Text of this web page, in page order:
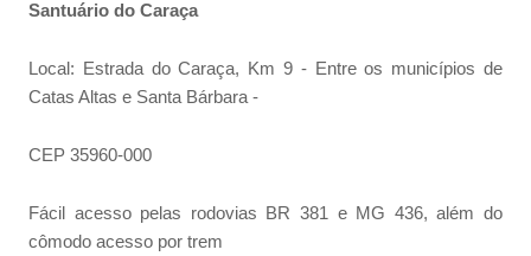
Santuário do Caraça
Local: Estrada do Caraça, Km 9 - Entre os municípios de
Catas Altas e Santa Bárbara -
CEP 35960-000
Fácil acesso pelas rodovias BR 381 e MG 436, além do
cômodo acesso por trem